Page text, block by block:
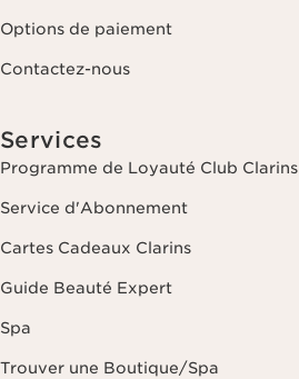
Options de paiement
Contactez-nous
Services
Programme de Loyauté Club Clarins
Service d'Abonnement
Cartes Cadeaux Clarins
Guide Beauté Expert
Spa
Trouver une Boutique/Spa